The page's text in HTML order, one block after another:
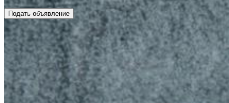
Подать объявление